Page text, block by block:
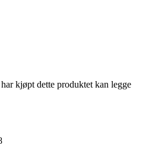
kjøpt dette produktet kan legge